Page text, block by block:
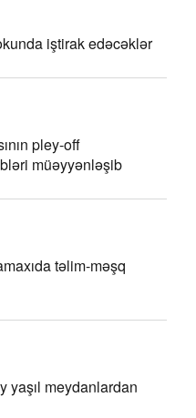
iştirak edəcəklər
pley-off
müəyyənləşib
təlim-məşq
yaşıl meydanlardan